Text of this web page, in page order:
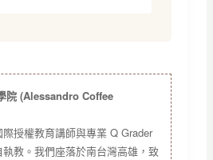
院 (Alessandro Coffee
授權教育講師與專業 Q Grader
教。我們座落於南台灣高雄，致